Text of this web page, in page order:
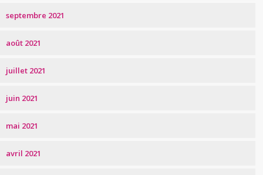
septembre 2021
août 2021
juillet 2021
juin 2021
mai 2021
avril 2021